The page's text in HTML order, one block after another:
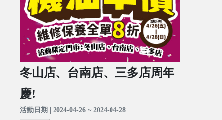
冬山店、台南店、三多店周年
慶!
活動日期 | 2024-04-26 ~ 2024-04-28